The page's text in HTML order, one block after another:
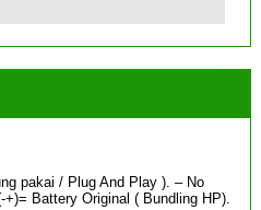
pakai / Plug And Play ). – No
Battery Original ( Bundling HP).